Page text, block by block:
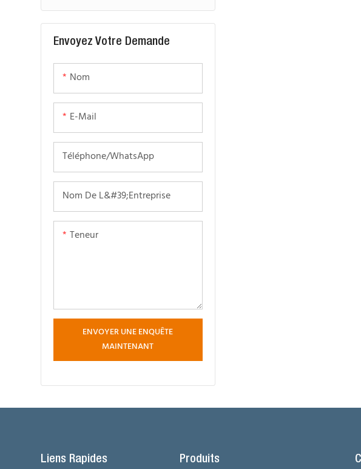
Envoyez Votre Demande
Nom
E-Mail
Téléphone/WhatsApp
Nom De L&#39;entreprise
Teneur
ENVOYER UNE ENQUÊTE
MAINTENANT
Liens Rapides Produits